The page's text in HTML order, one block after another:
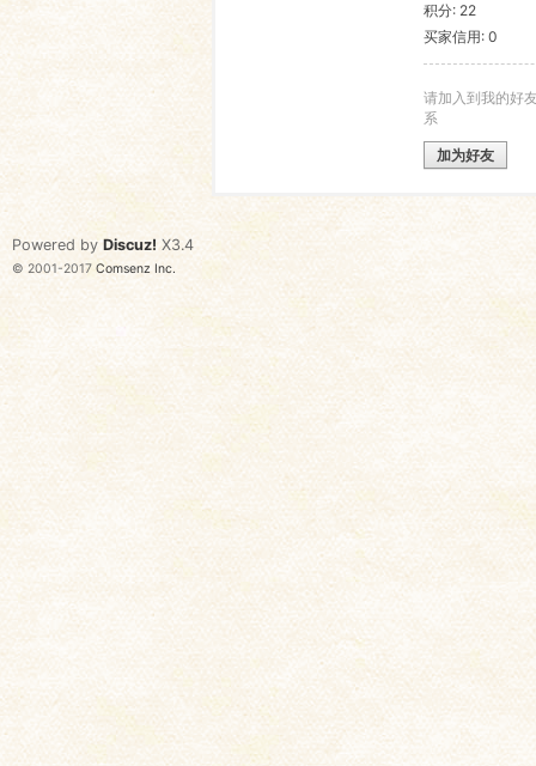
会
积分: 22
买家信用: 0
请加入到我的好
系
加为好友
Powered by Discuz! X3.4
© 2001-2017 Comsenz Inc.